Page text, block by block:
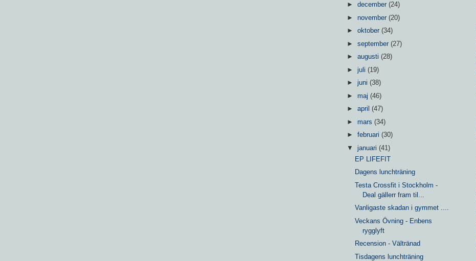
► december (24)
► november (20)
► oktober (34)
► september (27)
► augusti (28)
► juli (19)
► juni (38)
► maj (46)
► april (47)
► mars (34)
► februari (30)
▼ januari (41)
EP LIFEFIT
Dagens lunchträning
Testa Crossfit i Stockholm -
Deal gällerr fram til...
Vanligaste skadan i gymmet ....
Veckans Övning - Enbens
rygglyft
Recension - Vältränad
Tisdagens lunchträning